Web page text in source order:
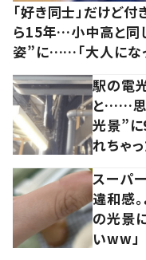
「好き同士」だけど
ら15年…小中高と同
姿”に……「大人にな
駅の電
と……思
光景”に
れちゃっ
スーパ
違和感
の光景
いww」